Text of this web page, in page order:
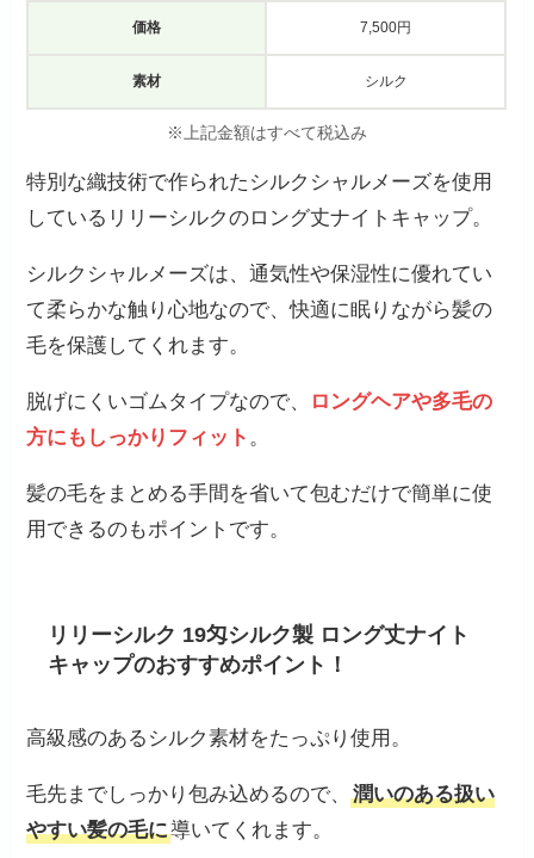
価格 7,500円
素材 シルク
※上記金額はすべて税込み
特別な織技術で作られたシルクシャルメーズを使用
しているリリーシルクのロング丈ナイトキャップ。
シルクシャルメーズは、通気性や保湿性に優れてい
て柔らかな触り心地なので、快適に眠りながら髪の
毛を保護してくれます。
脱げにくいゴムタイプなので、
ロングヘアや多毛の
方にもしっかりフィット 。
髪の毛をまとめる手間を省いて包むだけで簡単に使
用できるのもポイントです。
リリーシルク 19匁シルク製 ロング丈ナイト
キャップのおすすめポイント！
高級感のあるシルク素材をたっぷり使用。
毛先までしっかり包み込めるので、潤いのある扱い
やすい髪の毛に導いてくれます。